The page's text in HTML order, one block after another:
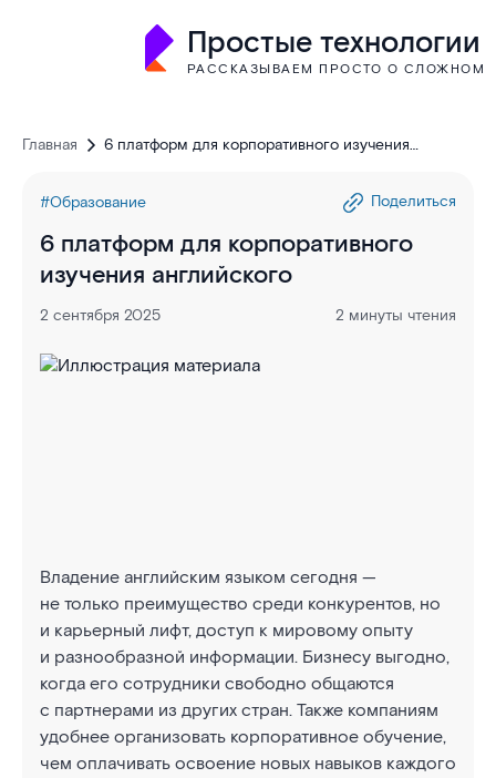
Простые технологии
РАССКАЗЫВАЕМ ПРОСТО О СЛОЖНОМ
Главная
6 платформ для корпоративного изучения
#Образование
Поделиться
6 платформ для корпоративного
изучения английского
2 сентября 2025 2 минуты чтения
Владение английским языком сегодня —
не только преимущество среди конкурентов, но
и карьерный лифт, доступ к мировому опыту
и разнообразной информации. Бизнесу выгодно,
когда его сотрудники свободно общаются
с партнерами из других стран. Также компаниям
удобнее организовать корпоративное обучение,
чем оплачивать освоение новых навыков каждого